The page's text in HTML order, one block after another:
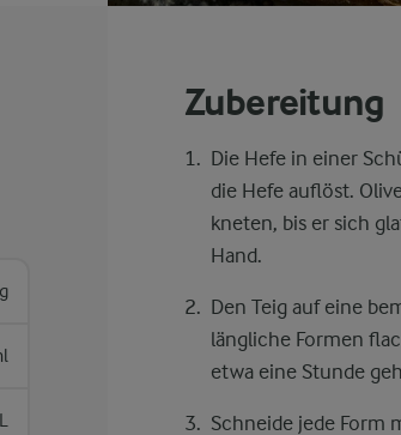
Zubereitung
Die Hefe in einer
die Hefe auflöst.
kneten, bis er sich
Hand.
Den Teig auf eine
längliche Formen
etwa eine Stunde
Schneide jede Form